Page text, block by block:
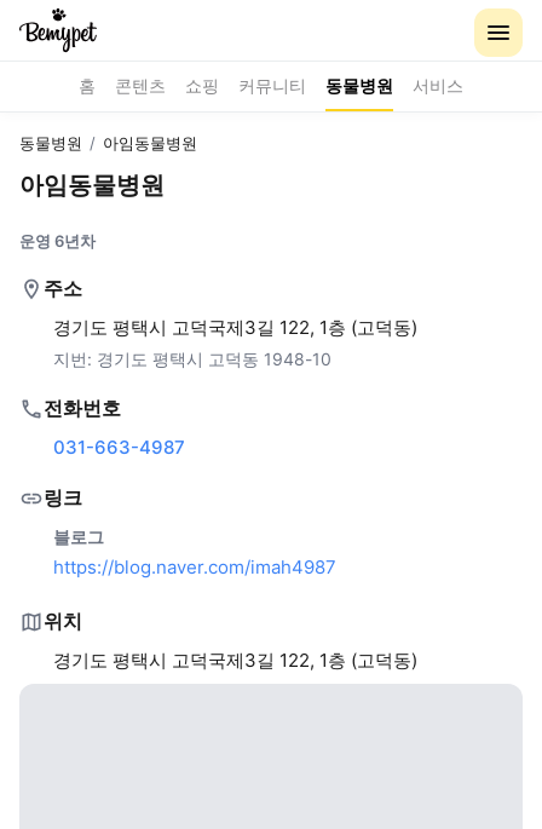
홈 콘텐츠 쇼핑 커뮤니티 동물병원 서비스
동물병원 / 아임동물병원
아임동물병원
운영 6년차
주소
경기도 평택시 고덕국제3길 122, 1층 (고덕동)
지번: 경기도 평택시 고덕동 1948-10
전화번호
031-663-4987
링크
블로그
https://blog.naver.com/imah4987
위치
경기도 평택시 고덕국제3길 122, 1층 (고덕동)